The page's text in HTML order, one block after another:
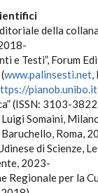
della
e Testi”, Forum
www.palinsesti.net,
pianob.unibo.it
(ISSN: 3103-
Somaini,
Roma,
di Scienze,
2023-
Regionale per la